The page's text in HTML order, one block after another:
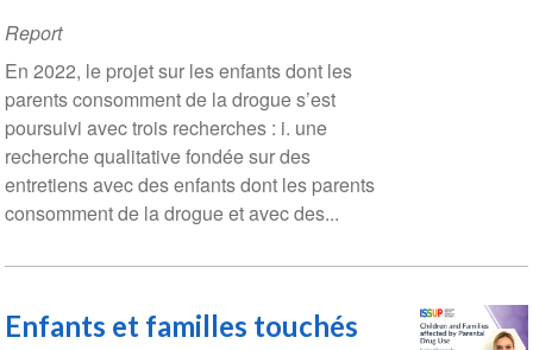
Report
En 2022, le projet sur les enfants dont les
parents consomment de la drogue s’est
poursuivi avec trois recherches : i. une
recherche qualitative fondée sur des
entretiens avec des enfants dont les parents
consomment de la drogue et avec des...
Enfants et familles touchés